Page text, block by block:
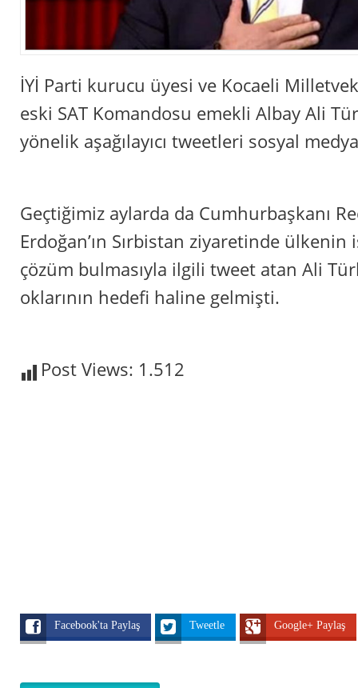
İYİ Parti kurucu üyesi ve Kocaeli
eski SAT Komandosu emekli Albay Ali
yönelik aşağılayıcı tweetleri sosyal
Geçtiğimiz aylarda da Cumhurbaşkanı
Erdoğan’ın Sırbistan ziyaretinde
çözüm bulmasıyla ilgili tweet atan Ali
oklarının hedefi haline gelmişti.
Post Views: 1.512
Facebook'ta Paylaş Tweetle Google+ Paylaş